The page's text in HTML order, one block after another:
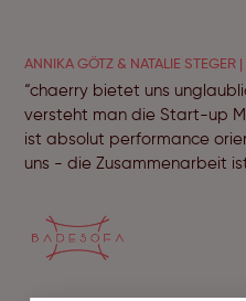
ANNIKA GÖTZ & NATALIE STEGER
“chaerry bietet uns
versteht man die Start-up
ist absolut performance
uns - die Zusammenarbeit